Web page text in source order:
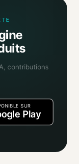
contributions
SUR
Play